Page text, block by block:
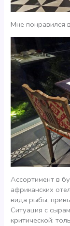
Мне понравился
Ассортимент в
африканских
вида рыбы,
Ситуация с
критической: